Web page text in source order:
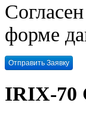
форме
IRIX-70